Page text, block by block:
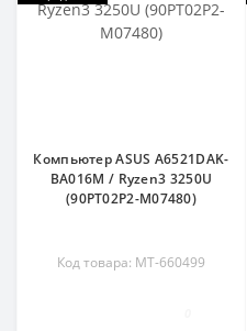
Компьютер ASUS A6521DAK-
BA016M / Ryzen3 3250U
(90PT02P2-M07480)
Код товара: MT-660499